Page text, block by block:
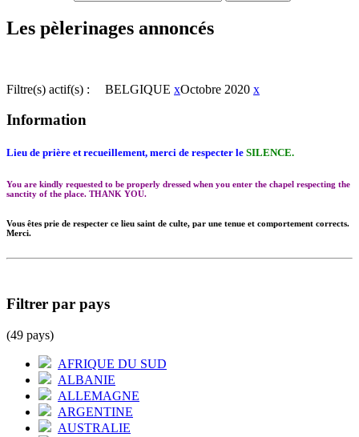
Les pèlerinages annoncés
Filtre(s) actif(s) : BELGIQUE xOctobre 2020 x
Information
Lieu de prière et recueillement, merci de respecter le SILENCE.
You are kindly requested to be properly dressed when you enter the chapel respecting the
sanctity of the place. THANK YOU.
Vous êtes prie de respecter ce lieu saint de culte, par une tenue et comportement corrects.
Merci.
Filtrer par pays
(49 pays)
AFRIQUE DU SUD
ALBANIE
ALLEMAGNE
ARGENTINE
AUSTRALIE